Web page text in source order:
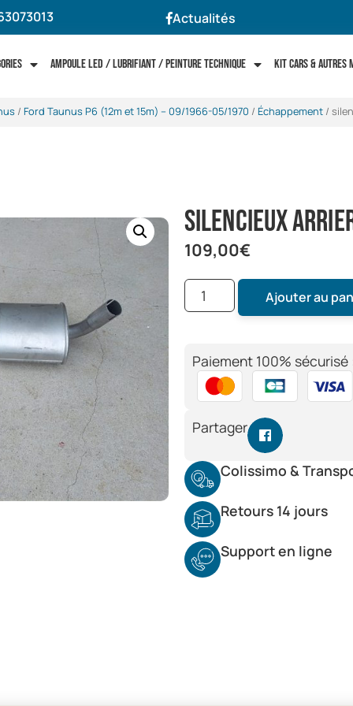
Actualités
Ampoule LED / Lubrifiant / Peinture technique Kit cars & autres
/ Ford Taunus P6 (12m et 15m) -- 09/1966-05/1970 / Échappement/
silencieux
109,00€
Ajouter au
Paiement 100% sécurisé
Partager
Colissimo &
Retours 14 jours
Support en ligne